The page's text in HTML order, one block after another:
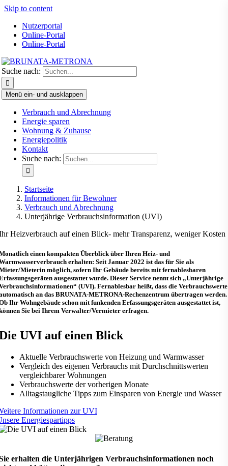
Skip to content
Nutzerportal
Online-Portal
Online-Portal
Suche nach:
Menü ein- und ausklappen
Verbrauch und Abrechnung
Energie sparen
Wohnung & Zuhause
Energiepolitik
Kontakt
Suche nach:
Startseite
Informationen für Bewohner
Verbrauch und Abrechnung
Unterjährige Verbrauchsinformation (UVI)
Heizverbrauch auf einen Blick- mehr Transparenz, weniger Kosten
einen kompakten Überblick über Ihren Heiz- und
erhalten: Seit Januar 2022 ist das für Sie als
Mieterin möglich, sofern Ihr Gebäude bereits mit fernablesbaren
ausgestattet wurde. Dieser Service nennt sich „Unterjährige
(UVI). Fernablesbar heißt, dass die Verbrauchswerte
an das BRUNATA-METRONA-Rechenzentrum übertragen werden.
Ihr Wohngebäude schon mit funkenden Erfassungsgeräten ausgestattet ist,
Sie bei Ihrem Verwalter/Vermieter erfragen.
UVI auf einen Blick
Aktuelle Verbrauchswerte von Heizung und Warmwasser
Vergleich des eigenen Verbrauchs mit Durchschnittswerten
vergleichbarer Wohnungen
Verbrauchswerte der vorherigen Monate
Alltagstaugliche Tipps zum Einsparen von Energie und Wasser
Informationen zur UVI
Energiespartipps
erhalten die Unterjährigen Verbrauchsinformationen noch